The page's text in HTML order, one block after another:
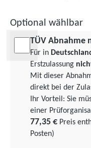
Optional wählbar
TÜV Abnahme
Für in
Erstzulassung
Mit dieser
direkt bei der
Ihr Vorteil: Sie
einer
77,35 € Preis
Posten)